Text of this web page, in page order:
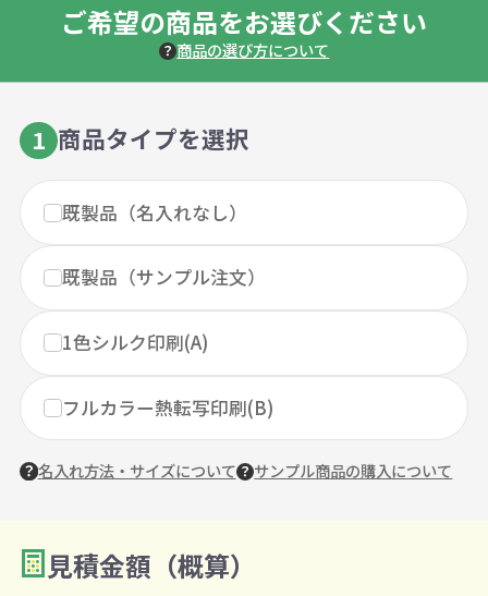
ご希望の商品をお選びください
商品の選び方について
1 商品タイプを選択
既製品（名入れなし）
既製品（サンプル注文）
1色シルク印刷(A)
フルカラー熱転写印刷(B)
名入れ方法・サイズについて サンプル商品の購入について
2 数量を入力
見積金額（概算）